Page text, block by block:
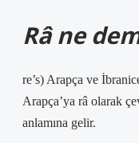
Râ ne
re’s) Arapça ve
Arapça’ya râ olarak
anlamına gelir.